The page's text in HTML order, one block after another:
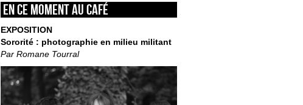
En ce moment au café
EXPOSITION
Sororité : photographie en milieu militant
Par Romane Tourral